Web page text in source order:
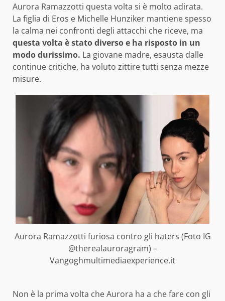
Aurora Ramazzotti questa volta si è molto adirata.
La figlia di Eros e Michelle Hunziker mantiene spesso
la calma nei confronti degli attacchi che riceve, ma
questa volta è stato diverso e ha risposto in un
modo durissimo. La giovane madre, esausta dalle
continue critiche, ha voluto zittire tutti senza mezze
misure.
Aurora Ramazzotti furiosa contro gli haters (Foto IG
@therealauroragram) –
Vangoghmultimediaexperience.it
Non è la prima volta che Aurora ha a che fare con gli